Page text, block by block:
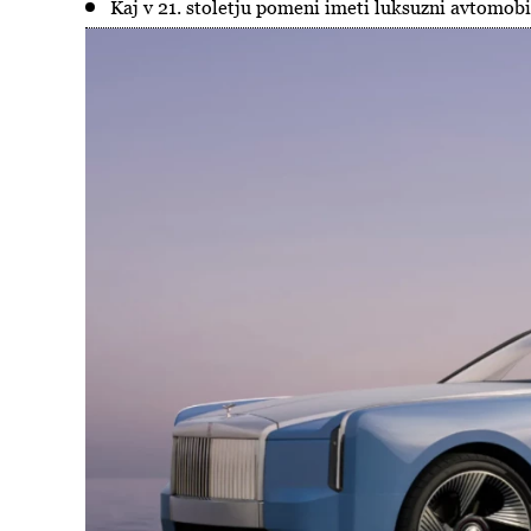
Kaj v 21. stoletju pomeni imeti luksuzni